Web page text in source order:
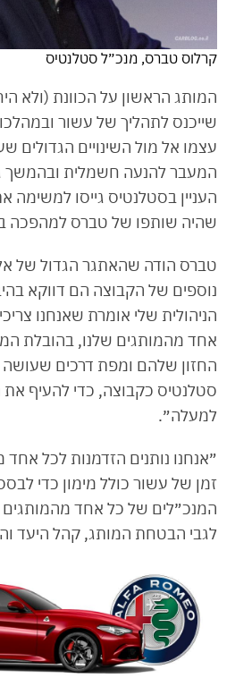
קרלוס טברס, מנכ״ל סטלנטיס
המותג הראשון על הכוונת (ולא
שייכנס לתהליך של עשור
עצמו אל מול השינויים הגדולים
המעבר להנעה חשמלית ובהמשך
העניין בסטלנטיס גייסו למשימה
שהיה שותפו של טברס למהפכה
טברס הודה שהאתגר הגדול של
נוספים של הקבוצה הם דווקא
הניהולית שלי אומרת שאנחנו
אחד מהמותגים שלנו, בהובלת
החזון שלהם ומפת דרכים
סטלנטיס כקבוצה, כדי להעיף
למעלה״.
״אנחנו נותנים הזדמנות לכל
זמן של עשור כולל מימון כדי
המנכ״לים של כל אחד מהמותגים
לגבי הבטחת המותג, קהל היעד